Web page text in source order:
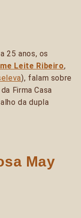
25 anos, os
Leite Ribeiro,
), falam sobre
Firma Casa
da dupla
May